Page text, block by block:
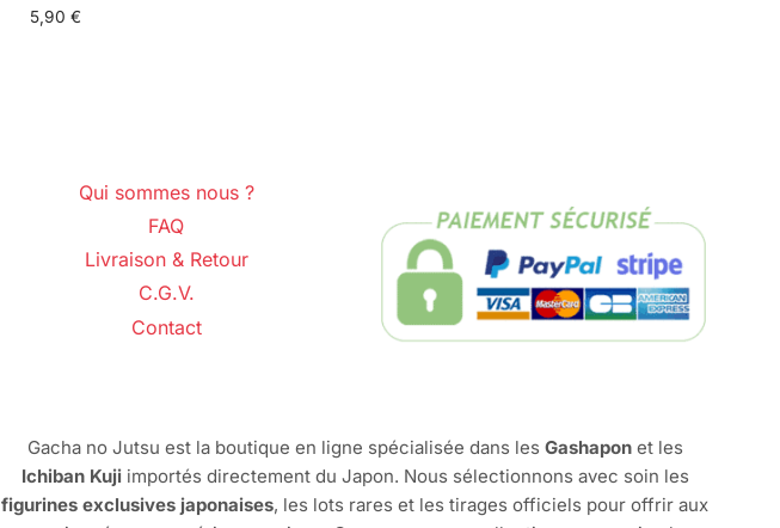
5,90 €
Qui sommes nous ?
FAQ
Livraison & Retour
C.G.V.
Contact
Gacha no Jutsu est la boutique en ligne spécialisée dans les Gashaponet les
Ichiban Kujiimportés directement du Japon. Nous sélectionnons avec soin les
figurines exclusives japonaises, les lots rares et les tirages officiels pour offrir aux